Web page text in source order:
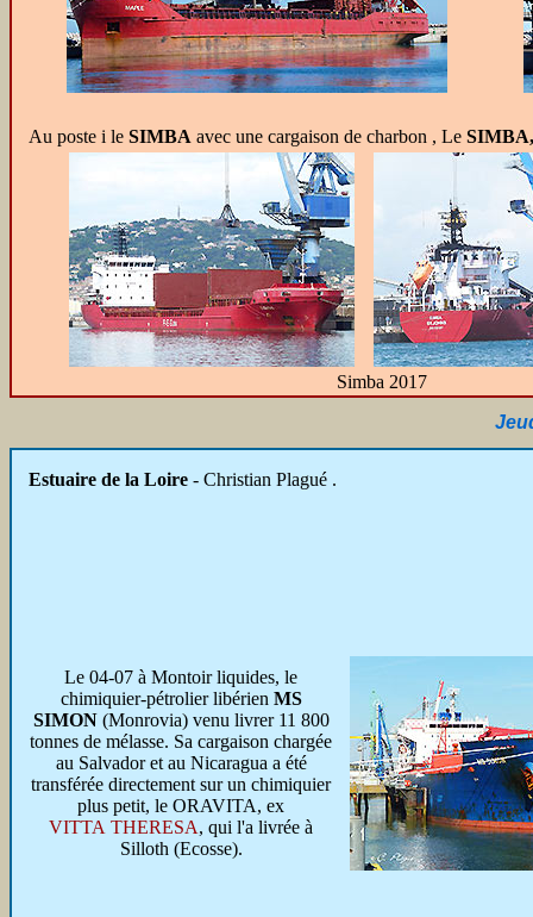
Au poste i le SIMBA avec une cargaison de charbon , Le SIMBA,
Simba 2017
Estuaire de la Loire - Christian Plagué .
Le 04-07 à Montoir liquides, le
chimiquier-pétrolier libérien MS
SIMON(Monrovia) venu livrer 11 800
tonnes de mélasse. Sa cargaison chargée
au Salvador et au Nicaragua a été
transférée directement sur un chimiquier
plus petit, le ORAVITA, ex
VITTA THERESA, qui l'a livrée à
Silloth (Ecosse).